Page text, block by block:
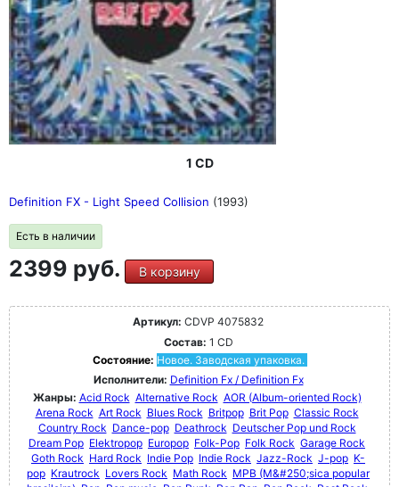
1 CD
Definition FX - Light Speed Collision (1993)
Есть в наличии
2399 руб. В корзину
Артикул: CDVP 4075832
Состав: 1 CD
Состояние: Новое. Заводская упаковка.
Исполнители: Definition Fx / Definition Fx
Жанры: Acid Rock Alternative Rock AOR (Album-oriented Rock)
Arena Rock Art Rock Blues Rock Britpop Brit Pop Classic Rock
Country Rock Dance-pop Deathrock Deutscher Pop und Rock
Dream Pop Elektropop Europop Folk-Pop Folk Rock Garage Rock
Goth Rock Hard Rock Indie Pop Indie Rock Jazz-Rock J-pop K-
pop Krautrock Lovers Rock Math Rock MPB (M&#250;sica popular